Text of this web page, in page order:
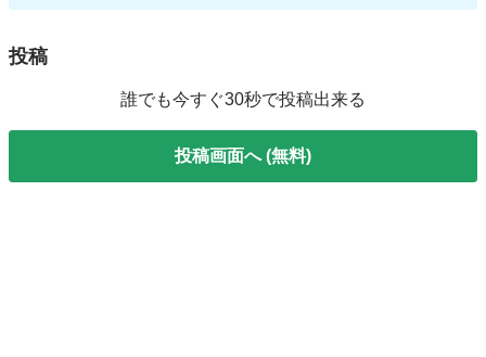
投稿
誰でも今すぐ30秒で投稿出来る
投稿画面へ (無料)